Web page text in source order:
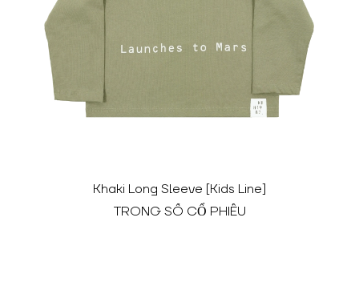
Khaki Long Sleeve [Kids Line]
TRONG SỐ CỔ PHIẾU